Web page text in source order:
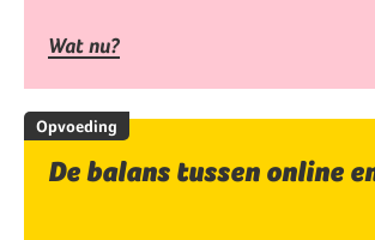
Wat nu?
Opvoeding
De balans tussen online